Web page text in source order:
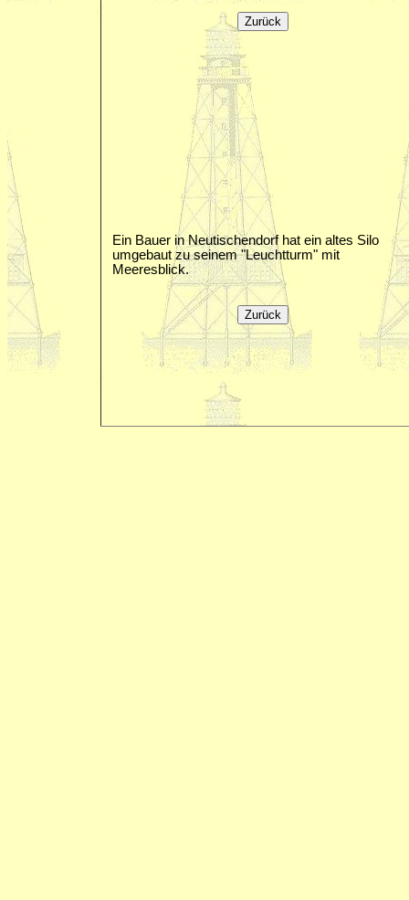
Ein Bauer in Neutischendorf hat ein altes Silo
umgebaut zu seinem "Leuchtturm" mit
Meeresblick.